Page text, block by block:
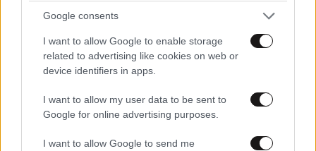
Google consents
I want to allow Google to enable storage
related to advertising like cookies on web or
device identifiers in apps.
I want to allow my user data to be sent to
Google for online advertising purposes.
I want to allow Google to send me
Xαρακτήρες: 0/1000